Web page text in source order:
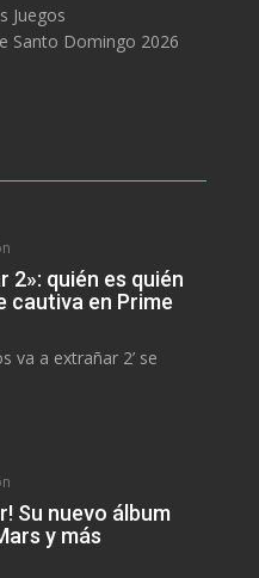
Juegos
Santo Domingo 2026
2»: quién es quién
cautiva en Prime
va a extrañar 2’ se
Su nuevo álbum
y más